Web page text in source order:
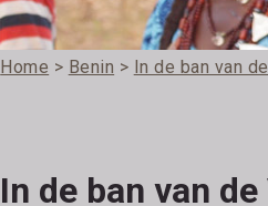
Home > Benin > In de ban van
In de ban van